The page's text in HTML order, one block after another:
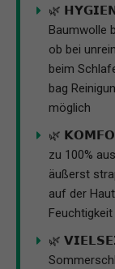
🌿
Baumwolle
ob bei
beim
bag
möglich
🌿
zu 100%
äußerst
auf der
🌿